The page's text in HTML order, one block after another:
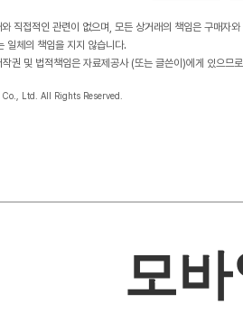
직접적인 관련이 없으며, 모든 상거래의 책임은 구매자
일체의 책임을 지지 않습니다.
권 및 법적책임은 자료제공사 (또는 글쓴이)에게 있으므
Co., Ltd. All Rights Reserved.
모